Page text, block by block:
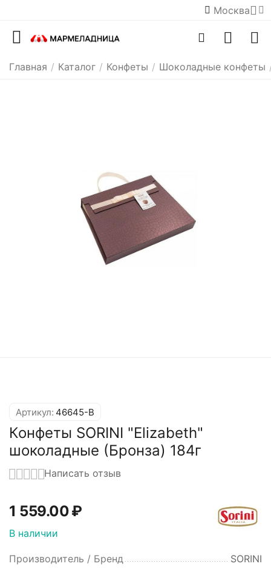
Москва
Главная / Каталог / Конфеты / Шоколадные конфеты
Артикул: 46645-B
Конфеты SORINI "Elizabeth"
шоколадные (Бронза) 184г
Написать отзыв
1 559.00₽
В наличии
Производитель / Бренд
SORINI